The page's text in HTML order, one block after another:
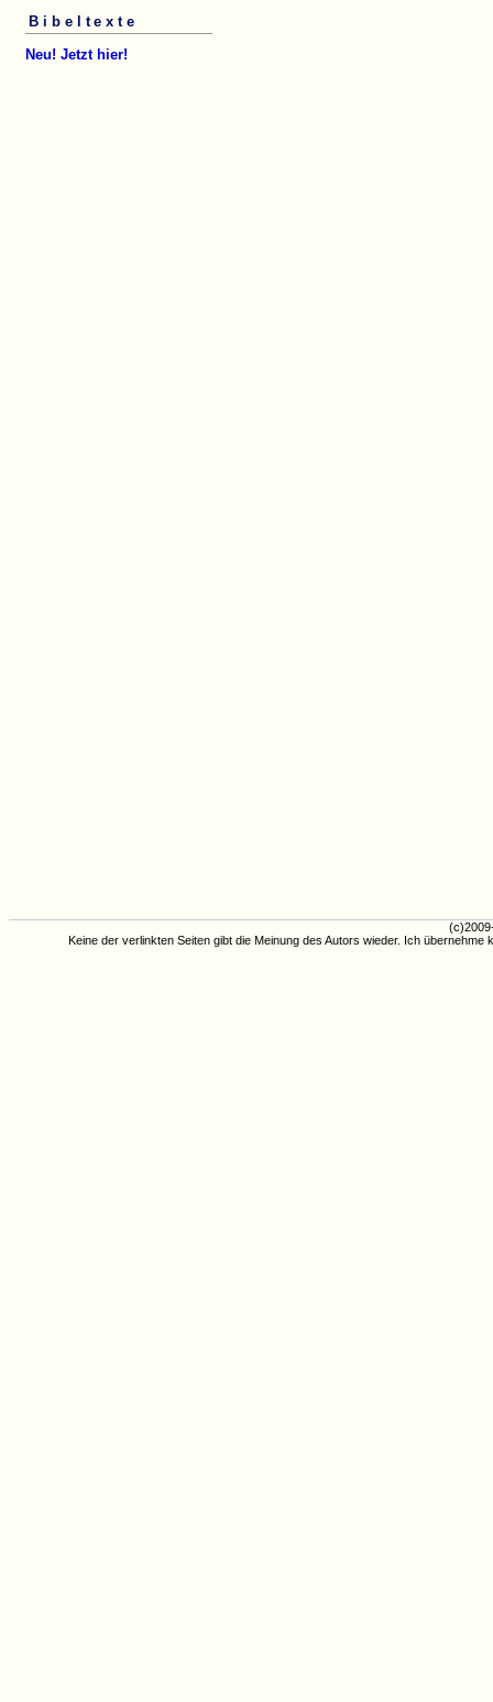
Bibeltexte
Neu! Jetzt hier!
Keine der verlinkten Seiten gibt die Meinung des Autors wieder. Ich